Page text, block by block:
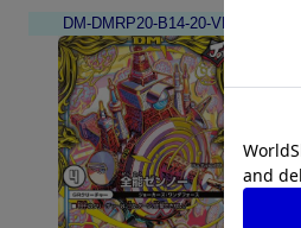
DM-DMRP20-B14-20-VR